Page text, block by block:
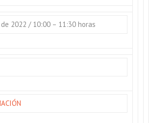
2022 / 10:00 – 11:30 horas